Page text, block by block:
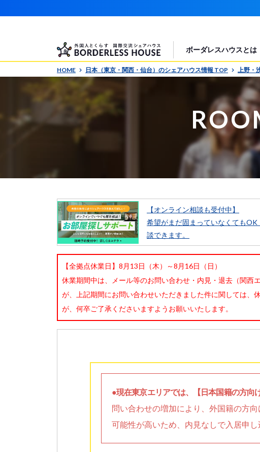
ボーダレスハウスとは
HOME 日本（東京・関西・仙台）のシェアハウス情報 TOP 上野・
【オンライン相談も受付中】
希望がまだ固まっていなくても
談できます。
【全拠点休業日】8月13日（木）～8月16日（日）
休業期間中は、メール等のお問い合わせ・内見・退去（関西
が、上記期間にお問い合わせいただきました件に関しては、
が、何卒ご了承くださいますようお願いいたします。
●現在東京エリアでは、【日本国籍の方向
問い合わせの増加により、外国籍の方
可能性が高いため、内見なしで入居申し